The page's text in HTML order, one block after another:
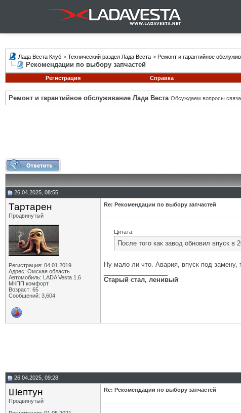
Лада Веста Клуб > Технический раздел Лада Веста > Ремонт и гарантийное
Рекомендации по выбору запчастей
Регистрация Справка
Ремонт и гарантийное обслуживание Лада Веста Обсуждаем вопросы
26.04.2025, 08:55
Тартарен
Продвинутый
Регистрация: 04.01.2019
Адрес: Омская область
Автомобиль: LADA Vesta 1,6
МКПП комфорт
Возраст: 65
Сообщений: 3,604
Re: Рекомендации по выбору запчастей
Цитата:
После того как завод обновил впуск в
Ну мало ли что. Авария, впуск под
Старый стал, ленивый
26.04.2025, 09:28
Шептун
Продвинутый
Re: Рекомендации по выбору запчастей